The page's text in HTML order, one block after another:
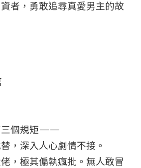
者，勇敢追尋真愛男主的故
三個規矩——
，深入人心劇情不接。
，極其偏執瘋批。無人敢冒